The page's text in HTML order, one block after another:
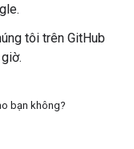
tôi trên GitHub
bạn không?